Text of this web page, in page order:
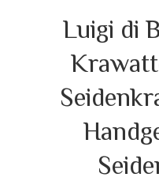
Luigi di